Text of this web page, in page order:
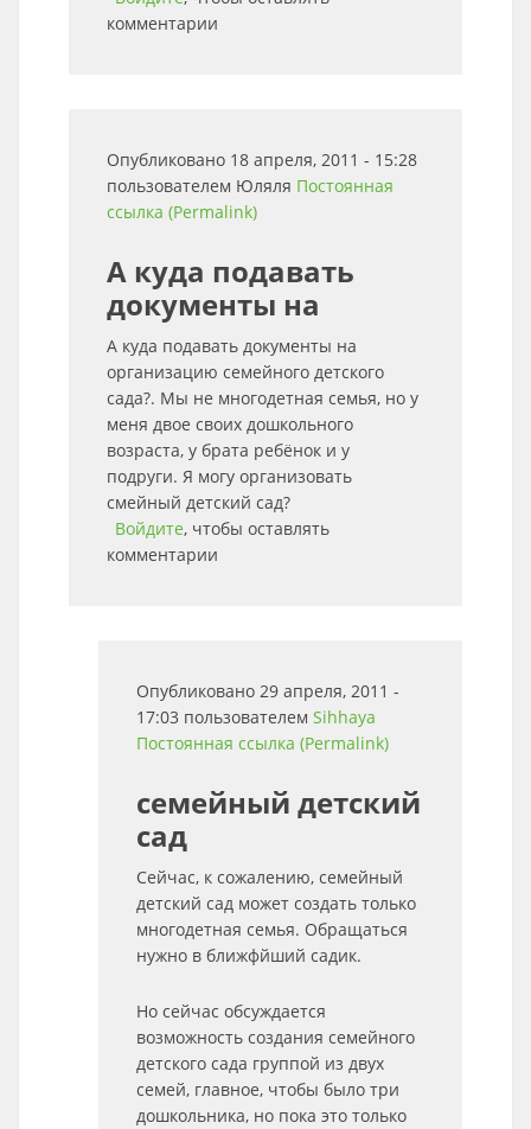
комментарии
Опубликовано 18 апреля, 2011 - 15:28
пользователем Юляля Постоянная
ссылка (Permalink)
А куда подавать
документы на
А куда подавать документы на
организацию семейного детского
сада?. Мы не многодетная семья, но у
меня двое своих дошкольного
возраста, у брата ребёнок и у
подруги. Я могу организовать
смейный детский сад?
Войдите, чтобы оставлять
комментарии
Опубликовано 29 апреля, 2011 -
17:03 пользователем Sihhaya
Постоянная ссылка (Permalink)
семейный детский
сад
Сейчас, к сожалению, семейный
детский сад может создать только
многодетная семья. Обращаться
нужно в ближфйший садик.
Но сейчас обсуждается
возможность создания семейного
детского сада группой из двух
семей, главное, чтобы было три
дошкольника, но пока это только